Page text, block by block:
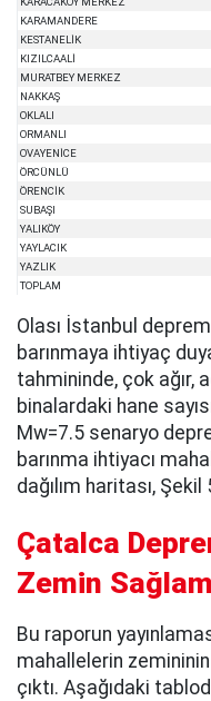
KARAMANDERE
KESTANELİK
KIZILCAALİ
MURATBEY MERKEZ
NAKKAŞ
OKLALI
ORMANLI
OVAYENİCE
ÖRCÜNLÜ
ÖRENCİK
SUBAŞI
YALIKÖY
YAYLACIK
YAZLIK
TOPLAM
Olası İstanbul
barınmaya ihtiyaç
tahmininde, çok ağır,
binalardaki hane
Mw=7.5 senaryo
barınma ihtiyacı
dağılım haritası,
Çatalca
Zemin
Bu raporun
mahallelerin
çıktı. Aşağıdaki